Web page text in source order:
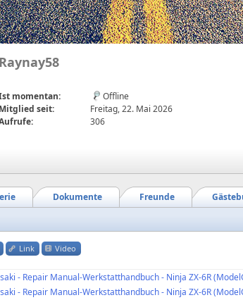
Raynay58
momentan:
Offline
Mitglied seit:
Freitag, 22. Mai 2026
306
Freunde
Dokumente
Link Video
- Repair Manual-Werkstatthandbuch - Ninja ZX-6R (ModelCode:
- Repair Manual-Werkstatthandbuch - Ninja ZX-6R (ModelCode: